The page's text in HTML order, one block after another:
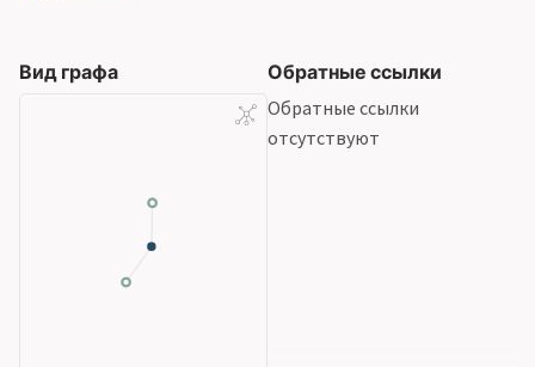
Вид графа
Обратные ссылки
Обратные ссылки
отсутствуют